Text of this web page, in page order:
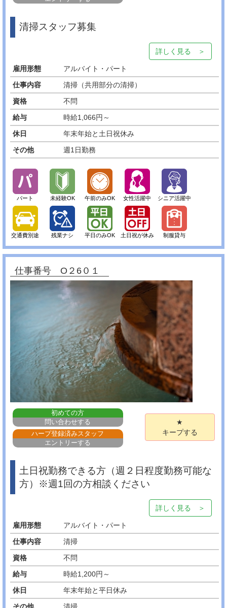
清掃スタッフ募集
詳しく見る ＞
雇用形態
アルバイト・パート
仕事内容
清掃（共用部分の清掃）
資格
不問
給与
時給1,066円～
休日
年末年始と土日祝休み
その他
週1日勤務
パート 未経験OK 午前のみOK 女性活躍中 シニア活躍中
交通費別途 残業ナシ 平日のみOK 土日祝が休み 制服貸与
仕事番号 O２6０１
初めての方
問い合わせする
ハープ登録済みスタッフ
エントリーする
★
キープする
土日祝勤務できる方（週２日程度勤務可能な
方）※週1回の方相談ください
詳しく見る ＞
雇用形態
アルバイト・パート
仕事内容
清掃
資格
不問
給与
時給1,200円～
休日
年末年始と平日休み